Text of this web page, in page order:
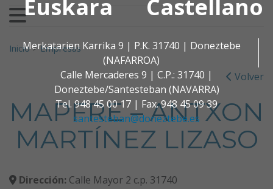
Euskara Castellano
Merkatarien Karrika 9 | P.K. 31740 | Doneztebe
(NAFARROA)
Calle Mercaderes 9 | C.P.: 31740 |
Doneztebe/Santesteban (NAVARRA)
Tel. 948 45 00 17 | Fax. 948 45 09 39
santesteban@doneztebe.es
Buscar:
Inicio>Empresas
Volver
MAPFRE – ANTXON
MARTÍNEZ LIZASO
Dirección: Calle Mayor 2 c.p. 31740